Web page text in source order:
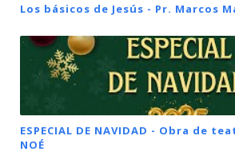
Los básicos de Jesús - Pr. Marcos
ESPECIAL DE NAVIDAD - Obra de
NOÉ